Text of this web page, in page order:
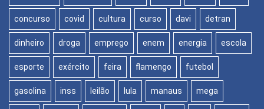
concurso covid cultura curso davi detran
dinheiro droga emprego enem energia escola
esporte exército feira flamengo futebol
gasolina inss leilão lula manaus mega